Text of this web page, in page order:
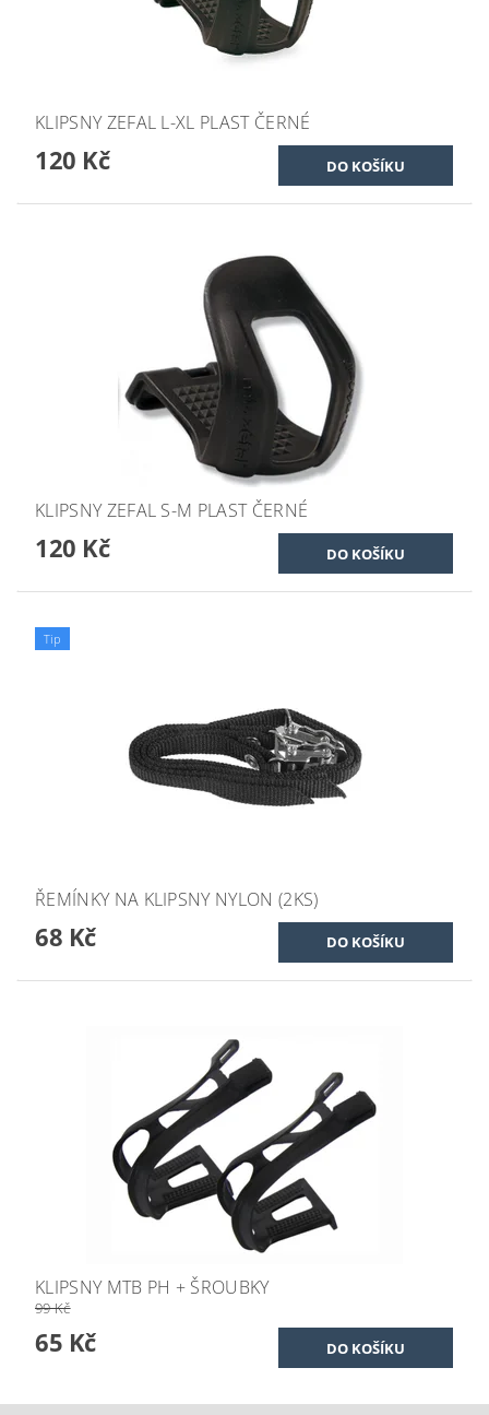
KLIPSNY ZEFAL L-XL PLAST ČERNÉ
120 Kč
KLIPSNY ZEFAL S-M PLAST ČERNÉ
120 Kč
Tip
ŘEMÍNKY NA KLIPSNY NYLON (2KS)
68 Kč
KLIPSNY MTB PH + ŠROUBKY
99 Kč
65 Kč